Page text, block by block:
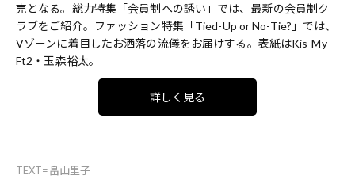
売となる。総力特集「会員制への誘い」では、最新の会員制ク
ラブをご紹介。ファッション特集「Tied-Up or No-Tie?」では、
Vゾーンに着目したお洒落の流儀をお届けする。表紙はKis-My-
Ft2・玉森裕太。
詳しく見る
TEXT=畠山里子